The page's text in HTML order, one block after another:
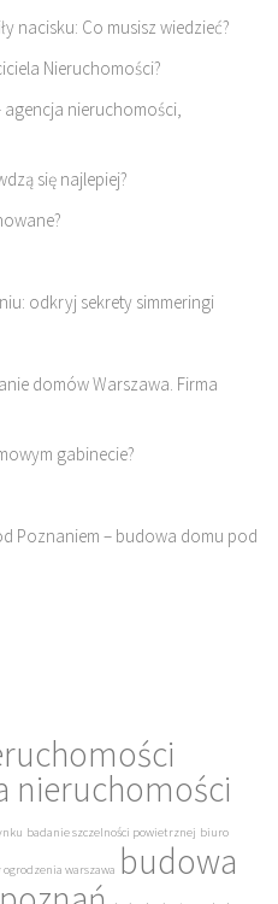
nacisku: Co musisz wiedzieć?
Nieruchomości?
agencja nieruchomości,
się najlepiej?
odkryj sekrety simmeringi
domów Warszawa. Firma
gabinecie?
Poznaniem – budowa domu pod
nieruchomości
badanie szczelności powietrznej biuro
warszawa budowa